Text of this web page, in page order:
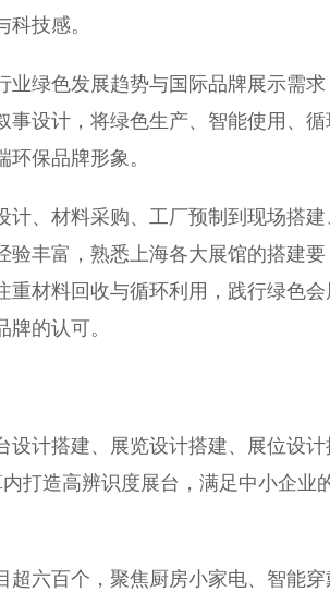
技感。
绿色发展趋势与国际品牌展示需求
设计，将绿色生产、智能使用、循
保品牌形象。
、材料采购、工厂预制到现场搭建
验丰富，熟悉上海各大展馆的搭建要
材料回收与循环利用，践行绿色会
的认可。
计搭建、展览设计搭建、展位设计
打造高辨识度展台，满足中小企业
六百个，聚焦厨房小家电、智能穿